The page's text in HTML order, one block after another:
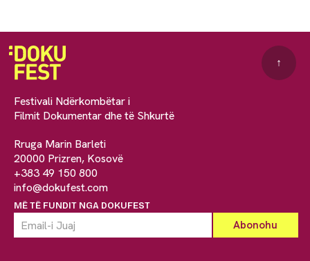
Festivali Ndërkombëtar i
Filmit Dokumentar dhe të Shkurtë
Rruga Marin Barleti
20000 Prizren, Kosovë
+383 49 150 800
info@dokufest.com
MË TË FUNDIT NGA DOKUFEST
↑